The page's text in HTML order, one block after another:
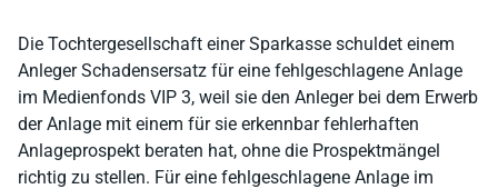
Die Tochtergesellschaft einer Sparkasse schuldet einem
Anleger Schadensersatz für eine fehlgeschlagene Anlage
im Medienfonds VIP 3, weil sie den Anleger bei dem Erwerb
der Anlage mit einem für sie erkennbar fehlerhaften
Anlageprospekt beraten hat, ohne die Prospektmängel
richtig zu stellen. Für eine fehlgeschlagene Anlage im